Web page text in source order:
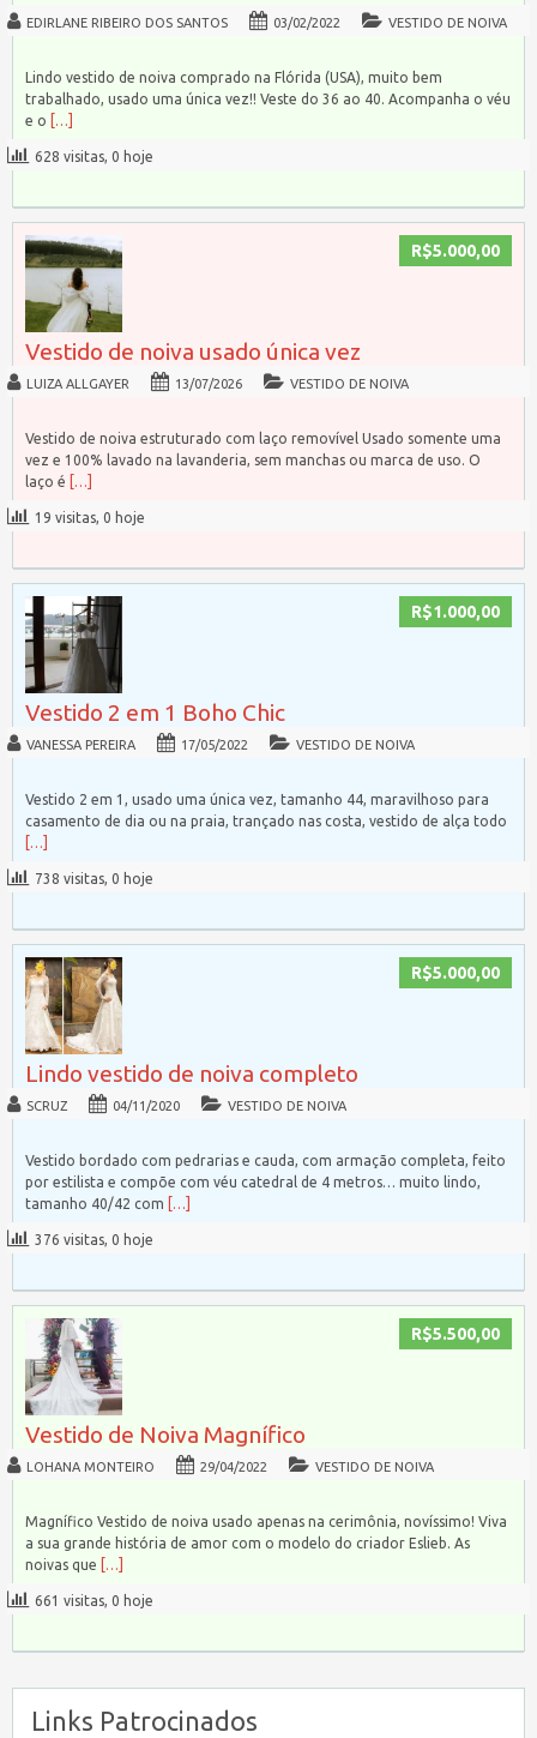
EDIRLANE RIBEIRO DOS SANTOS 03/02/2022 VESTIDO DE NOIVA
Lindo vestido de noiva comprado na Flórida (USA), muito bem
trabalhado, usado uma única vez!! Veste do 36 ao 40. Acompanha o véu
e o
[…]
628 visitas, 0 hoje
R$5.000,00
Vestido de noiva usado única vez
LUIZA ALLGAYER 13/07/2026 VESTIDO DE NOIVA
Vestido de noiva estruturado com laço removível Usado somente uma
vez e 100% lavado na lavanderia, sem manchas ou marca de uso. O
laço é
[…]
19 visitas, 0 hoje
R$1.000,00
Vestido 2 em 1 Boho Chic
VANESSA PEREIRA 17/05/2022 VESTIDO DE NOIVA
Vestido 2 em 1, usado uma única vez, tamanho 44, maravilhoso para
casamento de dia ou na praia, trançado nas costa, vestido de alça todo
[…]
738 visitas, 0 hoje
R$5.000,00
Lindo vestido de noiva completo
SCRUZ 04/11/2020 VESTIDO DE NOIVA
Vestido bordado com pedrarias e cauda, com armação completa, feito
por estilista e compõe com véu catedral de 4 metros… muito lindo,
tamanho 40/42 com
[…]
376 visitas, 0 hoje
R$5.500,00
Vestido de Noiva Magnífico
LOHANA MONTEIRO 29/04/2022 VESTIDO DE NOIVA
Magnífico Vestido de noiva usado apenas na cerimônia, novíssimo! Viva
a sua grande história de amor com o modelo do criador Eslieb. As
noivas que
[…]
661 visitas, 0 hoje
Links Patrocinados